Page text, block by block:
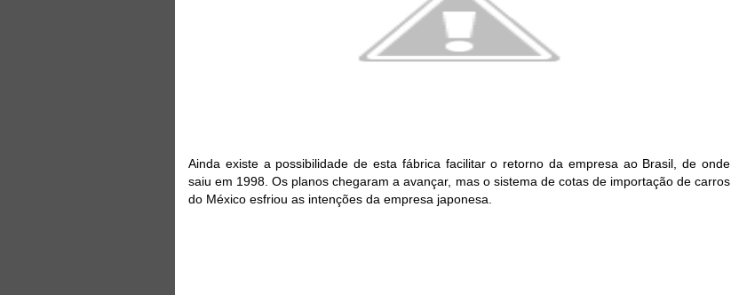
Ainda existe a possibilidade de esta fábrica facilitar o retorno da empresa ao Brasil, de onde
saiu em 1998. Os planos chegaram a avançar, mas o sistema de cotas de importação de carros
do México esfriou as intenções da empresa japonesa.